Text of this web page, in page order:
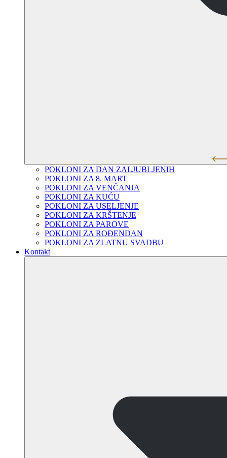
POKLONI ZA DAN ZALJUBLJENIH
POKLONI ZA 8. MART
POKLONI ZA VENČANJA
POKLONI ZA KUĆU
POKLONI ZA USELJENJE
POKLONI ZA KRŠTENJE
POKLONI ZA PAROVE
POKLONI ZA ROĐENDAN
POKLONI ZA ZLATNU SVADBU
Kontakt